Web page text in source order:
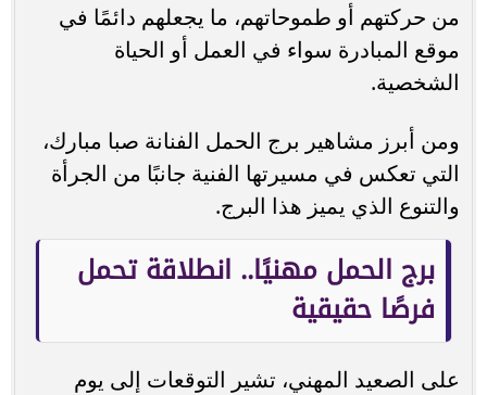
من حركتهم أو طموحاتهم، ما يجعلهم دائمًا في
موقع المبادرة سواء في العمل أو الحياة
الشخصية.
ومن أبرز مشاهير برج الحمل الفنانة صبا مبارك،
التي تعكس في مسيرتها الفنية جانبًا من الجرأة
والتنوع الذي يميز هذا البرج.
برج الحمل مهنيًا.. انطلاقة تحمل
فرصًا حقيقية
على الصعيد المهني، تشير التوقعات إلى يوم